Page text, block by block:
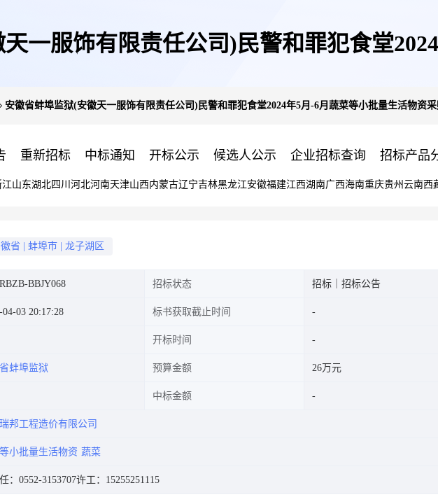
一服饰有限责任公司)民警和罪犯食堂
安徽省蚌埠监狱(安徽天一服饰有限责任公司)民警和罪犯食堂2024年5月-6月蔬菜等小批量生活物资
重新招标 中标通知 开标公示 候选人公示 企业招标查询 招标产品
江山东湖北四川 河北河南天津山西内蒙古辽宁吉林黑龙江安徽福建江西湖南广西海南重庆贵州 云南西
省 蚌埠市 龙子湖区
BBJY068 招标状态 招标｜招标公告
04-03 20:17:28 标书获取截止时间
开标时间
蚌埠监狱 预算金额 26万元
中标金额
邦工程造价有限公司
小批量生活物资 蔬菜
：0552-3153707许工：15255251115